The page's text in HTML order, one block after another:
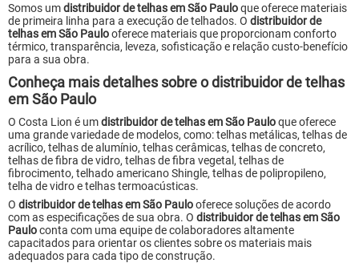
Somos umdistribuidor de telhas em São Pauloque oferece materiais
de primeira linha para a execução de telhados. O distribuidor de
telhas em São Paulooferece materiais que proporcionam conforto
térmico, transparência, leveza, sofisticação e relação custo-benefício
para a sua obra.
Conheça mais detalhes sobre o distribuidor de telhas
em São Paulo
O Costa Lion é umdistribuidor de telhas em São Pauloque oferece
uma grande variedade de modelos, como: telhas metálicas, telhas de
acrílico, telhas de alumínio, telhas cerâmicas, telhas de concreto,
telhas de fibra de vidro, telhas de fibra vegetal, telhas de
fibrocimento, telhado americano Shingle, telhas de polipropileno,
telha de vidro e telhas termoacústicas.
O distribuidor de telhas em São Paulooferece soluções de acordo
com as especificações de sua obra. O distribuidor de telhas em São
Pauloconta com uma equipe de colaboradores altamente
capacitados para orientar os clientes sobre os materiais mais
adequados para cada tipo de construção.